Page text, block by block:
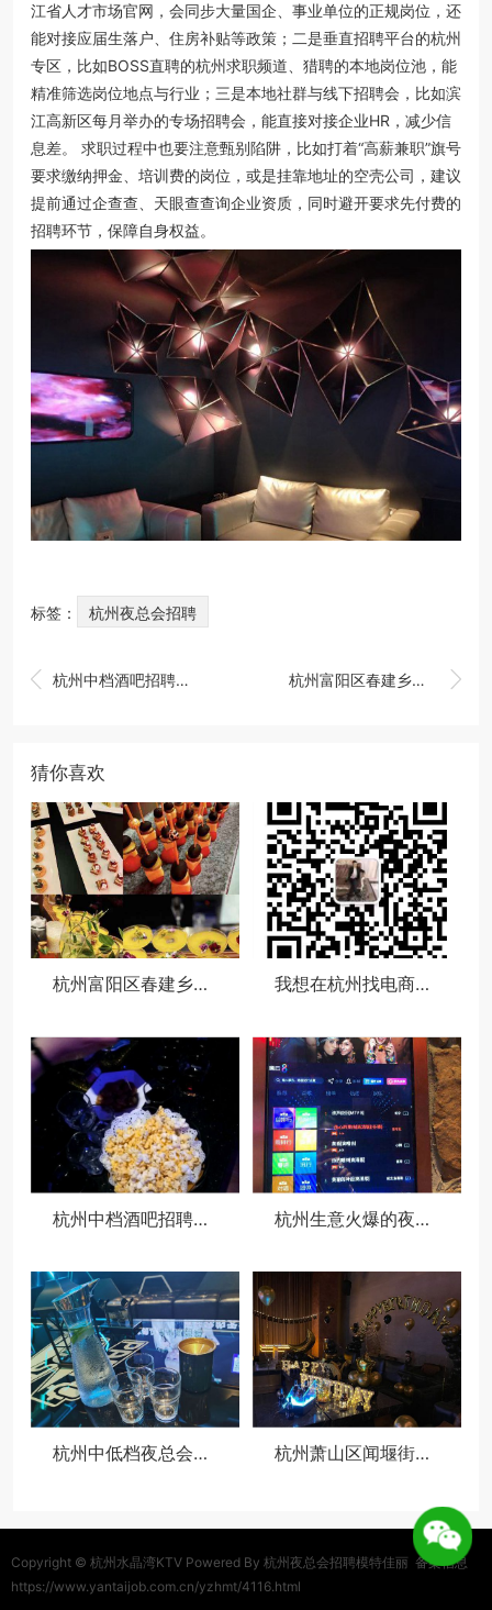
江省人才市场官网，会同步大量国企、事业单位的正规岗位，还
能对接应届生落户、住房补贴等政策；二是垂直招聘平台的杭州
专区，比如BOSS直聘的杭州求职频道、猎聘的本地岗位池，能
精准筛选岗位地点与行业；三是本地社群与线下招聘会，比如滨
江高新区每月举办的专场招聘会，能直接对接企业HR，减少信
息差。 求职过程中也要注意甄别陷阱，比如打着“高薪兼职”旗号
要求缴纳押金、培训费的岗位，或是挂靠地址的空壳公司，建议
提前通过企查查、天眼查查询企业资质，同时避开要求先付费的
招聘环节，保障自身权益。
标签： 杭州夜总会招聘
 杭州中档酒吧招聘包厢陪唱,夜场如何吸引客人选你？ 
杭州富阳区春建乡附近酒吧招聘商务接待,领队直招没套路的
猜你喜欢
杭州富阳区春建乡附近酒吧招聘商务接待,领队直招没套路的 我想在杭州找电商运营类的工作
杭州中档酒吧招聘包厢陪唱,夜场如何吸引客人选你？ 杭州生意火爆的夜场ktv招聘模特佳丽,招聘电话多少
杭州中低档夜总会招聘包厢公主,(好上班的不挑人) 杭州萧山区闻堰街道附近酒吧招聘包厢管家,一个月工资多少
Copyright © 杭州水晶湾KTV Powered By 杭州夜总会招聘模特佳丽 备案信息
https://www.yantaijob.com.cn/yzhmt/4116.html